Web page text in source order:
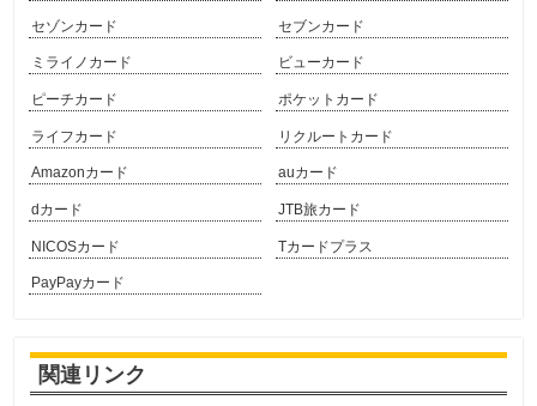
セゾンカード セブンカード
ミライノカード ビューカード
ピーチカード ポケットカード
ライフカード リクルートカード
Amazonカード auカード
dカード JTB旅カード
NICOSカード Tカードプラス
PayPayカード
関連リンク